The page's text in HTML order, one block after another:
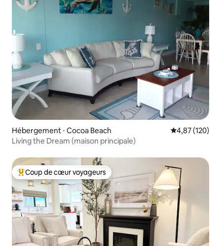
Hébergement ⋅ Cocoa Beach Évaluation
4,87 (120)
Living the Dream (maison principale)
Coups de cœur voyageurs les plus appréciés
Coup de cœur voyageurs